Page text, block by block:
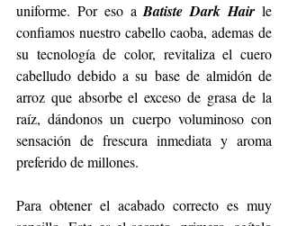
uniforme. Por eso a Batiste Dark Hair le
confiamos nuestro cabello caoba, ademas de
su tecnología de color, revitaliza el cuero
cabelludo debido a su base de almidón de
arroz que absorbe el exceso de grasa de la
raíz, dándonos un cuerpo voluminoso con
sensación de frescura inmediata y aroma
preferido de millones.
Para obtener el acabado correcto es muy